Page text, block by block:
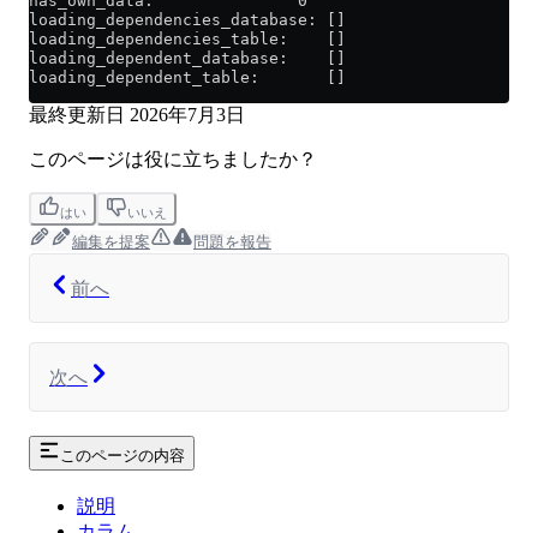
loading_dependencies_database: []
loading_dependencies_table:    []
loading_dependent_database:    []
loading_dependent_table:       []
最終更新日 2026年7月3日
このページは役に立ちましたか？
はい いいえ
編集を提案 問題を報告
前へ
次へ
このページの内容
説明